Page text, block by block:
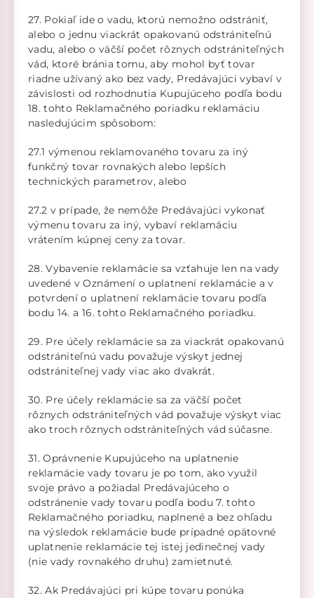
27. Pokiaľ ide o vadu, ktorú nemožno odstrániť,
alebo o jednu viackrát opakovanú odstrániteľnú
vadu, alebo o väčší počet rôznych odstrániteľných
vád, ktoré bránia tomu, aby mohol byť tovar
riadne užívaný ako bez vady, Predávajúci vybaví v
závislosti od rozhodnutia Kupujúceho podľa bodu
18. tohto Reklamačného poriadku reklamáciu
nasledujúcim spôsobom:
27.1 výmenou reklamovaného tovaru za iný
funkčný tovar rovnakých alebo lepších
technických parametrov, alebo
27.2 v prípade, že nemôže Predávajúci vykonať
výmenu tovaru za iný, vybaví reklamáciu
vrátením kúpnej ceny za tovar.
28. Vybavenie reklamácie sa vzťahuje len na vady
uvedené v Oznámení o uplatnení reklamácie a v
potvrdení o uplatnení reklamácie tovaru podľa
bodu 14. a 16. tohto Reklamačného poriadku.
29. Pre účely reklamácie sa za viackrát opakovanú
odstrániteľnú vadu považuje výskyt jednej
odstrániteľnej vady viac ako dvakrát.
30. Pre účely reklamácie sa za väčší počet
rôznych odstrániteľných vád považuje výskyt viac
ako troch rôznych odstrániteľných vád súčasne.
31. Oprávnenie Kupujúceho na uplatnenie
reklamácie vady tovaru je po tom, ako využil
svoje právo a požiadal Predávajúceho o
odstránenie vady tovaru podľa bodu 7. tohto
Reklamačného poriadku, naplnené a bez ohľadu
na výsledok reklamácie bude prípadné opätovné
uplatnenie reklamácie tej istej jedinečnej vady
(nie vady rovnakého druhu) zamietnuté.
32. Ak Predávajúci pri kúpe tovaru ponúka